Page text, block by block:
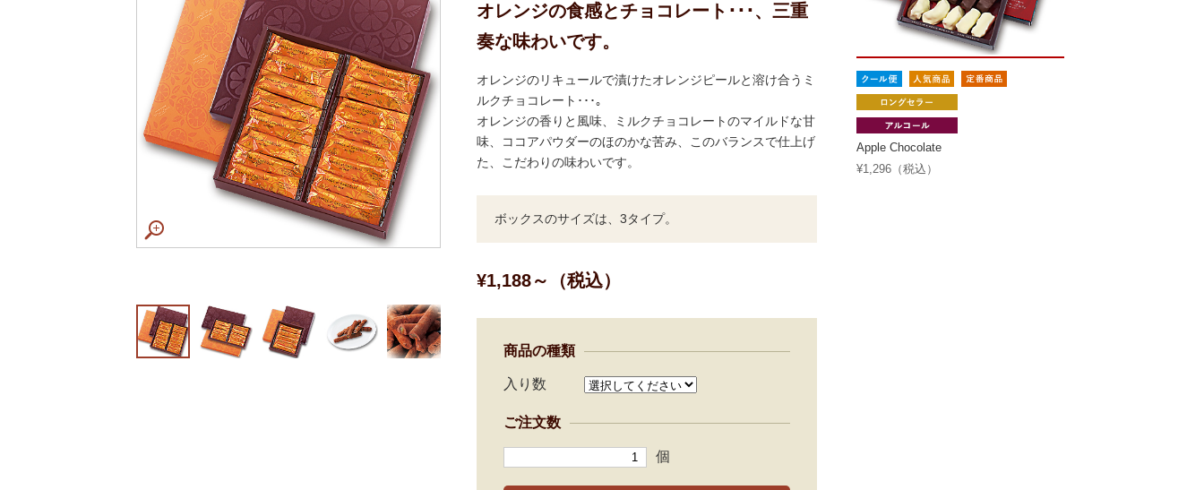
オレンジの食感とチョコレート･･･、三重
奏な味わいです。
オレンジのリキュールで漬けたオレンジピールと溶け合うミ
ルクチョコレート･･･｡
オレンジの香りと風味、ミルクチョコレートのマイルドな甘
味、ココアパウダーのほのかな苦み、このバランスで仕上げ
た、こだわりの味わいです。
ボックスのサイズは、3タイプ。
¥1,188～（税込）
商品の種類
入り数
ご注文数
個
Apple Chocolate
¥1,296（税込）